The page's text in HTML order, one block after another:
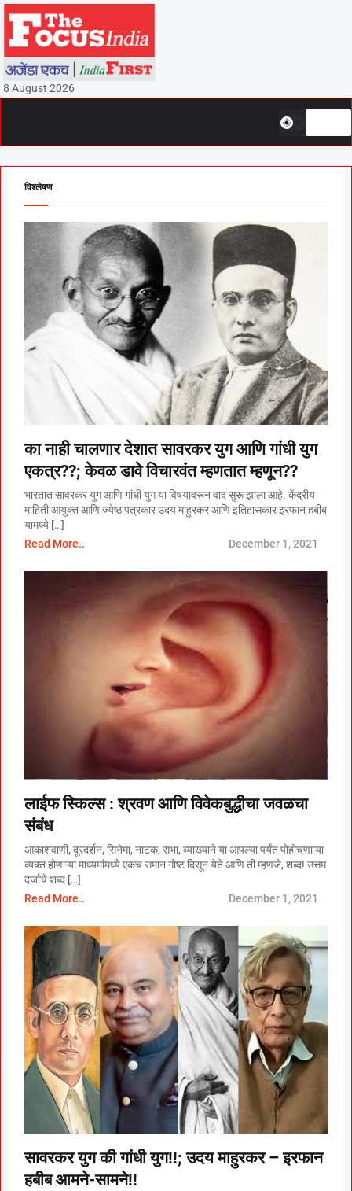
8 August 2026
विश्लेषण
का नाही चालणार देशात सावरकर युग आणि गांधी युग
एकत्र??; केवळ डावे विचारवंत म्हणतात म्हणून??
भारतात सावरकर युग आणि गांधी युग या विषयावरून वाद सुरू झाला आहे. केंद्रीय
माहिती आयुक्त आणि ज्येष्ठ पत्रकार उदय माहुरकर आणि इतिहासकार इरफान हबीब
यामध्ये […]
Read More..
December 1, 2021
लाईफ स्किल्स : श्रवण आणि विवेकबुद्धीचा जवळचा
संबंध
आकाशवाणी, दूरदर्शन, सिनेमा, नाटक, सभा, व्याख्याने या आपल्या पर्यंत पोहोचणाऱ्या
व्यक्त होणाऱ्या माध्यमांमध्ये एकच समान गोष्ट दिसून येते आणि ती म्हणजे, शब्द! उत्तम
दर्जाचे शब्द […]
Read More..
December 1, 2021
सावरकर युग की गांधी युग!!; उदय माहुरकर – इरफान
हबीब आमने-सामने!!